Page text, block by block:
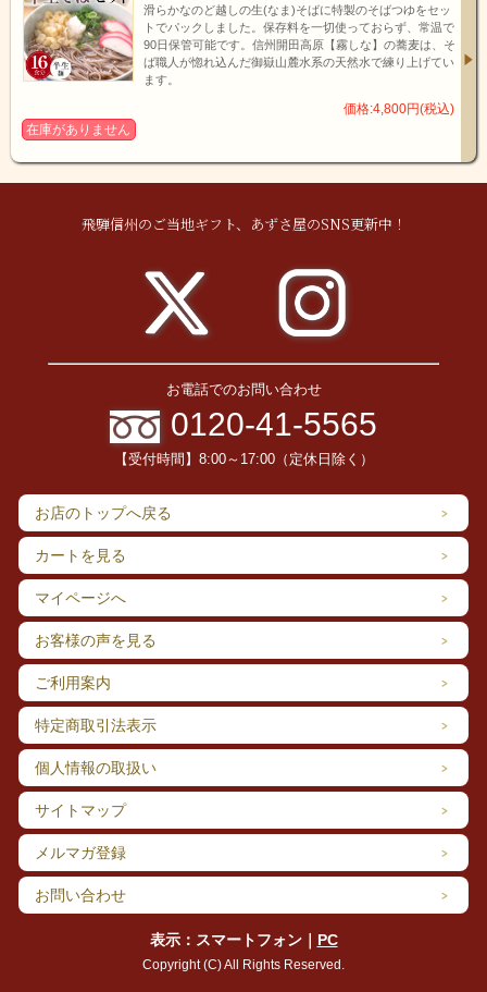
飛騨川の流域に湧く下呂温泉は、室町時代京都五山の『僧万里集
九』や、徳川家康を始め四代の将軍に仕えた儒学者,林羅山によ
り、兵庫県の有馬温泉･群馬県の草津温泉に並び『日本三名泉』と
称された天下の名湯です。
温泉街は飛騨川を中心に、観光地らしい賑わいと山里の風情が調
はお湯の質が高い温泉地であると同時に様々な美味しい食べ物が
もちろん、生乳100%の下呂牛乳を使ったスイーツ、朴葉味噌に朴
葉寿司、飛騨川の清流に育まれたアユ･アマゴ･イワナ、下呂市を
はじめとする飛騨美濃地方の郷土料理鶏ちゃん、etc…。また、四
季折々の景観も美しい下呂市は、数ある温泉地の中でも人気を集
「しらさぎ物語」は、下呂温泉に居を構えるホテルや旅館のおも
てなし菓子に長年採用され続け、その日のうちに売店でお買い求
めになられる方も多いとか。
「いつも家族で取り合いになるんです」、そんな微笑ましいエピ
るように美味しさを追求していかなければ！と改良に取り組む毎
滑らかなのど越しの生(なま)そばに特製のそばつゆをセッ
トでパックしました。保存料を一切使っておらず、常温で
90日保管可能です。信州開田高原【霧しな】の蕎麦は、そ
ば職人が惚れ込んだ御嶽山麓水系の天然水で練り上げてい
ます。
価格:4,800円(税込)
在庫がありません
飛騨信州のご当地ギフト、あずさ屋のSNS更新中！
お電話でのお問い合わせ
0120-41-5565
【受付時間】8:00～17:00（定休日除く）
お店のトップへ戻る
カートを見る
マイページへ
お客様の声を見る
ご利用案内
特定商取引法表示
個人情報の取扱い
サイトマップ
メルマガ登録
お問い合わせ
表示：スマートフォン｜ PC
Copyright (C) All Rights Reserved.